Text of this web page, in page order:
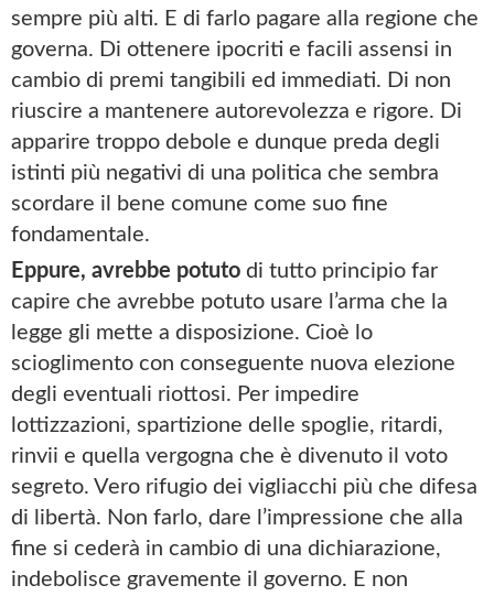
sempre più alti. E di farlo pagare alla regione che
governa. Di ottenere ipocriti e facili assensi in
cambio di premi tangibili ed immediati. Di non
riuscire a mantenere autorevolezza e rigore. Di
apparire troppo debole e dunque preda degli
istinti più negativi di una politica che sembra
scordare il bene comune come suo fine
fondamentale.
Eppure, avrebbe potuto di tutto principio far
capire che avrebbe potuto usare l’arma che la
legge gli mette a disposizione. Cioè lo
scioglimento con conseguente nuova elezione
degli eventuali riottosi. Per impedire
lottizzazioni, spartizione delle spoglie, ritardi,
rinvii e quella vergogna che è divenuto il voto
segreto. Vero rifugio dei vigliacchi più che difesa
di libertà. Non farlo, dare l’impressione che alla
fine si cederà in cambio di una dichiarazione,
indebolisce gravemente il governo. E non